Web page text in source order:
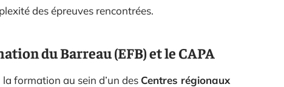
des épreuves rencontrées.
du Barreau (EFB) et le CAPA
la formation au sein d’un des Centres régionaux